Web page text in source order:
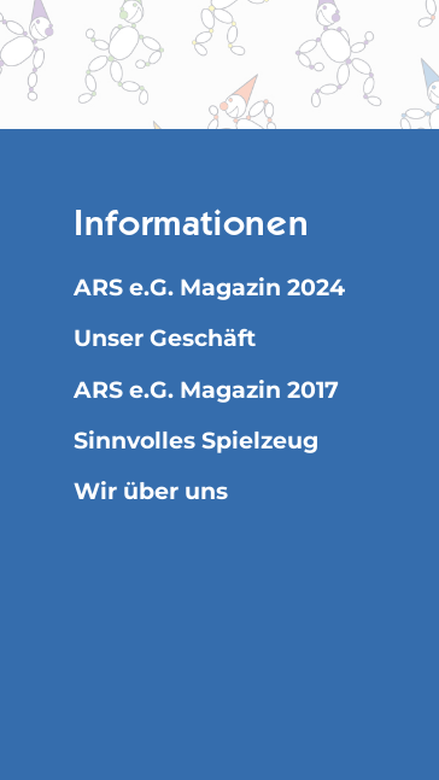
Informationen
ARS e.G. Magazin 2024
Unser Geschäft
ARS e.G. Magazin 2017
Sinnvolles Spielzeug
Wir über uns